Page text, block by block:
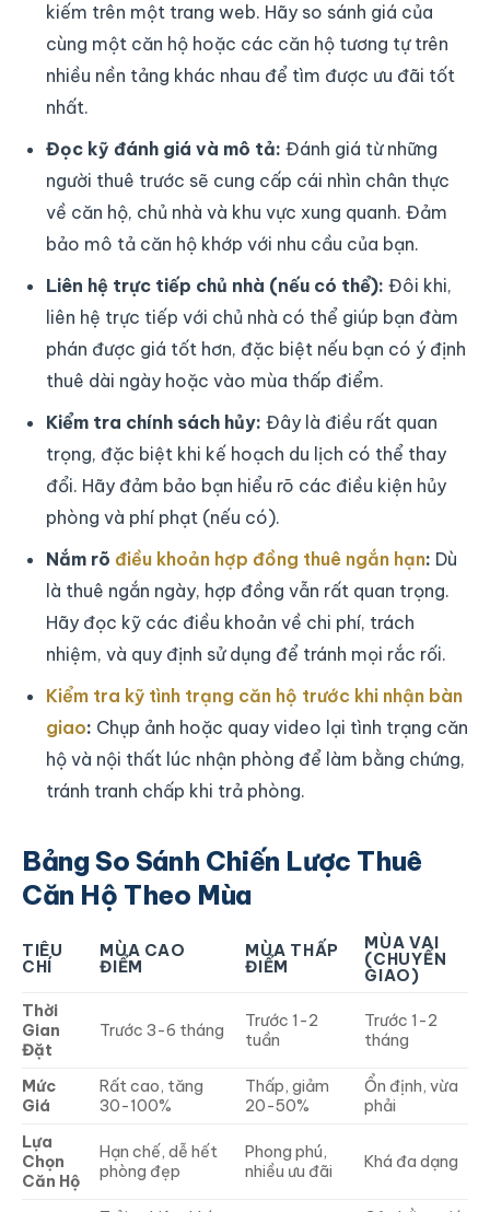
kiếm trên một trang web. Hãy so sánh giá của
cùng một căn hộ hoặc các căn hộ tương tự trên
nhiều nền tảng khác nhau để tìm được ưu đãi tốt
nhất.
Đọc kỹ đánh giá và mô tả: Đánh giá từ những
người thuê trước sẽ cung cấp cái nhìn chân thực
về căn hộ, chủ nhà và khu vực xung quanh. Đảm
bảo mô tả căn hộ khớp với nhu cầu của bạn.
Liên hệ trực tiếp chủ nhà (nếu có thể): Đôi khi,
liên hệ trực tiếp với chủ nhà có thể giúp bạn đàm
phán được giá tốt hơn, đặc biệt nếu bạn có ý định
thuê dài ngày hoặc vào mùa thấp điểm.
Kiểm tra chính sách hủy: Đây là điều rất quan
trọng, đặc biệt khi kế hoạch du lịch có thể thay
đổi. Hãy đảm bảo bạn hiểu rõ các điều kiện hủy
phòng và phí phạt (nếu có).
Nắm rõ điều khoản hợp đồng thuê ngắn hạn: Dù
là thuê ngắn ngày, hợp đồng vẫn rất quan trọng.
Hãy đọc kỹ các điều khoản về chi phí, trách
nhiệm, và quy định sử dụng để tránh mọi rắc rối.
Kiểm tra kỹ tình trạng căn hộ trước khi nhận bàn
giao: Chụp ảnh hoặc quay video lại tình trạng căn
hộ và nội thất lúc nhận phòng để làm bằng chứng,
tránh tranh chấp khi trả phòng.
Bảng So Sánh Chiến Lược Thuê
Căn Hộ Theo Mùa
TIÊU
CHÍ
MÙA CAO
ĐIỂM
MÙA THẤP
ĐIỂM
MÙA VAI
(CHUYỂN
GIAO)
Thời
Gian
Đặt
Trước 3-6 tháng
Trước 1-2
tuần
Trước 1-2
tháng
Mức
Giá
Rất cao, tăng
30-100%
Thấp, giảm
20-50%
Ổn định, vừa
phải
Lựa
Chọn
Căn Hộ
Hạn chế, dễ hết
phòng đẹp
Phong phú,
nhiều ưu đãi
Khá đa dạng